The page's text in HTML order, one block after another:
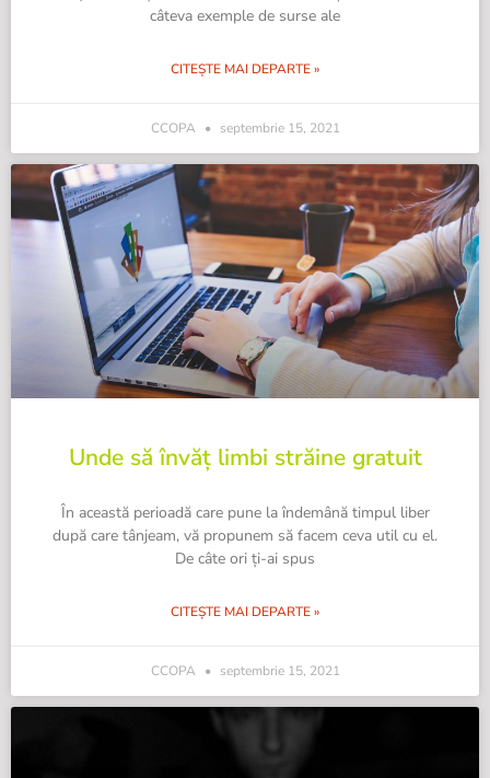
câteva exemple de surse ale
CITEȘTE MAI DEPARTE »
CCOPA septembrie 15, 2021
Unde să învăț limbi străine gratuit
În această perioadă care pune la îndemână timpul liber
după care tânjeam, vă propunem să facem ceva util cu el.
De câte ori ți-ai spus
CITEȘTE MAI DEPARTE »
CCOPA septembrie 15, 2021